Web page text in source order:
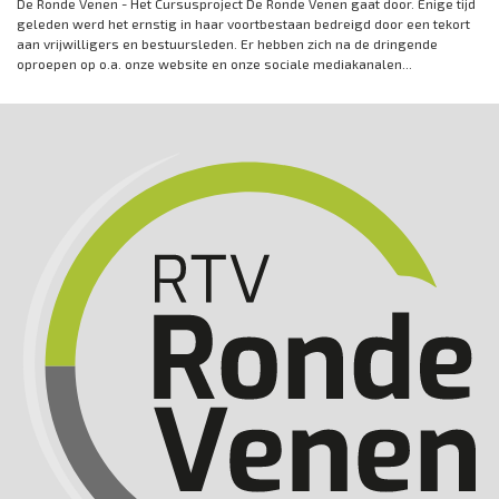
De Ronde Venen - Het Cursusproject De Ronde Venen gaat door. Enige tijd
geleden werd het ernstig in haar voortbestaan bedreigd door een tekort
aan vrijwilligers en bestuursleden. Er hebben zich na de dringende
oproepen op o.a. onze website en onze sociale mediakanalen...